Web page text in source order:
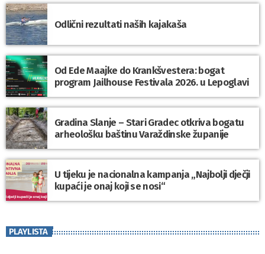
Odlični rezultati naših kajakaša
Od Ede Maajke do Krankšvestera: bogat
program Jailhouse Festivala 2026. u Lepoglavi
Gradina Slanje – Stari Gradec otkriva bogatu
arheološku baštinu Varaždinske županije
U tijeku je nacionalna kampanja „Najbolji dječji
kupaći je onaj koji se nosi“
PLAYLISTA